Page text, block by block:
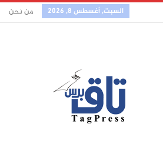
السبت, أغسطس 8, 2026 من نحن